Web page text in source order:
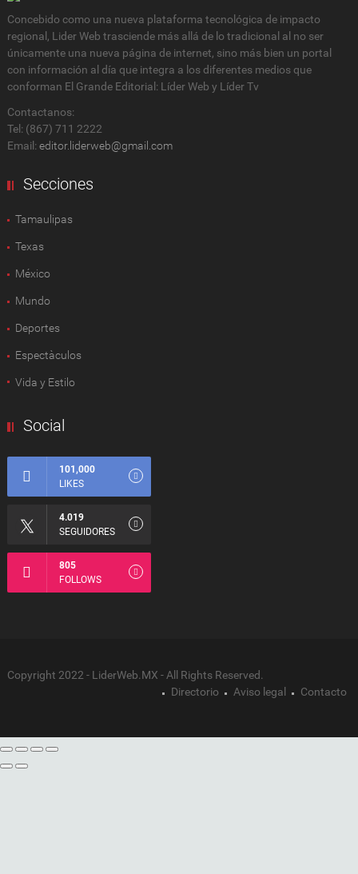
Concebido como una nueva plataforma tecnológica de impacto
regional, Lider Web trasciende más allá de lo tradicional al no ser
únicamente una nueva página de internet, sino más bien un portal
con información al día que integra a los diferentes medios que
conforman El Grande Editorial: Líder Web y Líder Tv
Contactanos:
Tel: (867) 711 2222
Email: editor.liderweb@gmail.com
Secciones
Tamaulipas
Texas
México
Mundo
Deportes
Espectàculos
Vida y Estilo
Social
101,000
LIKES
4.019
SEGUIDORES
805
FOLLOWS
Copyright 2022 - LiderWeb.MX - All Rights Reserved.
Directorio
Aviso legal Contacto